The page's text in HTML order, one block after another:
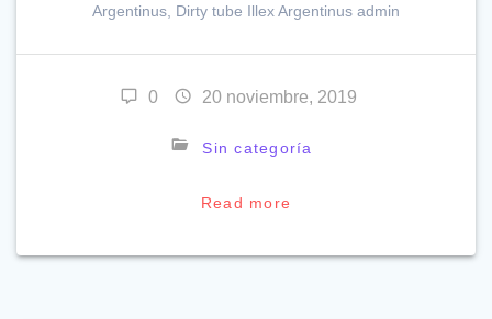
Argentinus, Dirty tube Illex Argentinus admin
0 20 noviembre, 2019
Sin categoría
Read more